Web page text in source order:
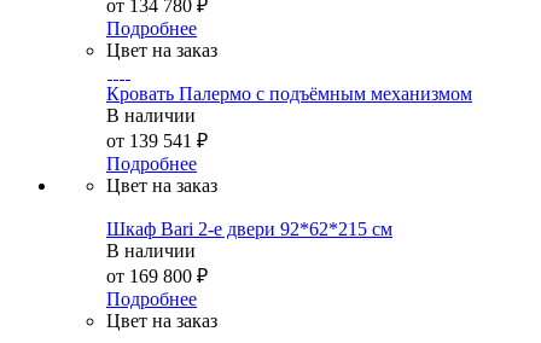
от 134 780 ₽
Подробнее
Цвет на заказ
Кровать Палермо с подъёмным механизмом
В наличии
от 139 541 ₽
Подробнее
Цвет на заказ
Шкаф Bari 2-е двери 92*62*215 см
В наличии
от 169 800 ₽
Подробнее
Цвет на заказ